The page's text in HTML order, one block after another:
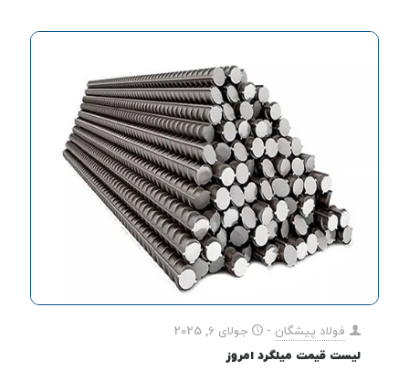
فولاد پیشگان -
جولای 6, 2025
لیست قیمت میلگرد امروز